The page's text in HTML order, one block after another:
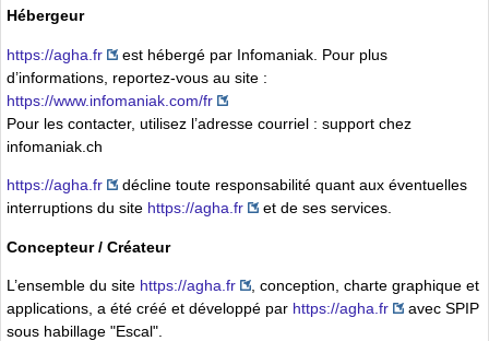
Hébergeur
https://agha.fr
est hébergé par Infomaniak. Pour plus
d’informations, reportez-vous au site :
https://www.infomaniak.com/fr
Pour les contacter, utilisez l’adresse courriel : support chez
infomaniak.ch
https://agha.fr
décline toute responsabilité quant aux éventuelles
interruptions du site https://agha.fr et de ses services.
Concepteur / Créateur
L’ensemble du site https://agha.fr
, conception, charte graphique et
applications, a été créé et développé par https://agha.fr
avec SPIP
sous habillage "Escal".